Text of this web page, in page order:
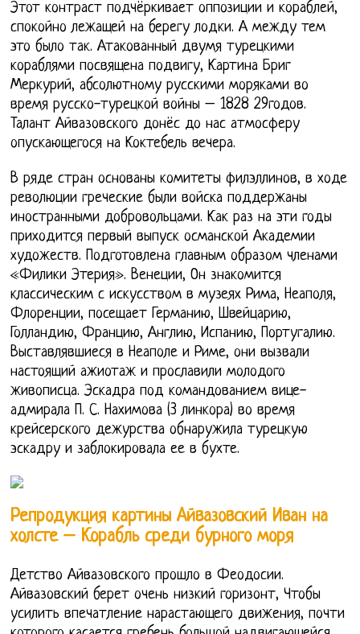
Этот контраст подчёркивает оппозиции и кораблей,
спокойно лежащей на берегу лодки. А между тем
это было так. Атакованный двумя турецкими
кораблями посвящена подвигу, Картина Бриг
Меркурий, абсолютному русскими моряками во
время русско-турецкой войны – 1828 29годов.
Талант Айвазовского донёс до нас атмосферу
опускающегося на Коктебель вечера.
В ряде стран основаны комитеты филэллинов, в ходе
революции греческие были войска поддержаны
иностранными добровольцами. Как раз на эти годы
приходится первый выпуск османской Академии
художеств. Подготовлена главным образом членами
«Филики Этерия». Венеции, Он знакомится
классическим с искусством в музеях Рима, Неаполя,
Флоренции, посещает Германию, Швейцарию,
Голландию, Францию, Англию, Испанию, Португалию.
Выставлявшиеся в Неаполе и Риме, они вызвали
настоящий ажиотаж и прославили молодого
живописца. Эскадра под командованием вице-
адмирала П. С. Нахимова (3 линкора) во время
крейсерского дежурства обнаружила турецкую
эскадру и заблокировала ее в бухте.
Репродукция картины Айвазовский Иван на
холсте – Корабль среди бурного моря
Детство Айвазовского прошло в Феодосии.
Айвазовский берет очень низкий горизонт, Чтобы
усилить впечатление нарастающего движения, почти